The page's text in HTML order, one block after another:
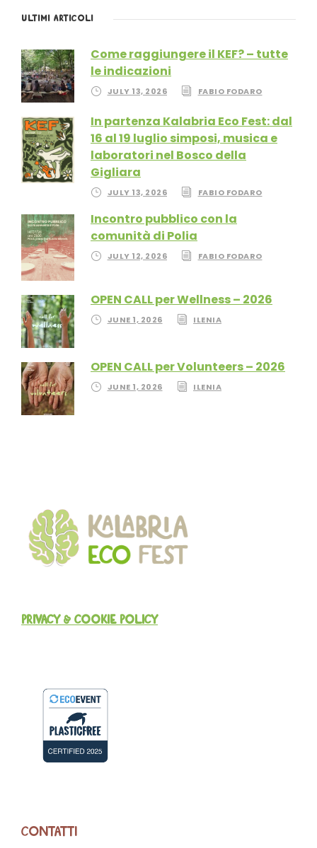
ULTIMI ARTICOLI
Come raggiungere il KEF? – tutte
le indicazioni
JULY 13, 2026 FABIO FODARO
In partenza Kalabria Eco Fest: dal
16 al 19 luglio simposi, musica e
laboratori nel Bosco della
Gigliara
JULY 13, 2026 FABIO FODARO
Incontro pubblico con la
comunità di Polia
JULY 12, 2026 FABIO FODARO
OPEN CALL per Wellness – 2026
JUNE 1, 2026 ILENIA
OPEN CALL per Volunteers – 2026
JUNE 1, 2026 ILENIA
PRIVACY & COOKIE POLICY
CONTATTI